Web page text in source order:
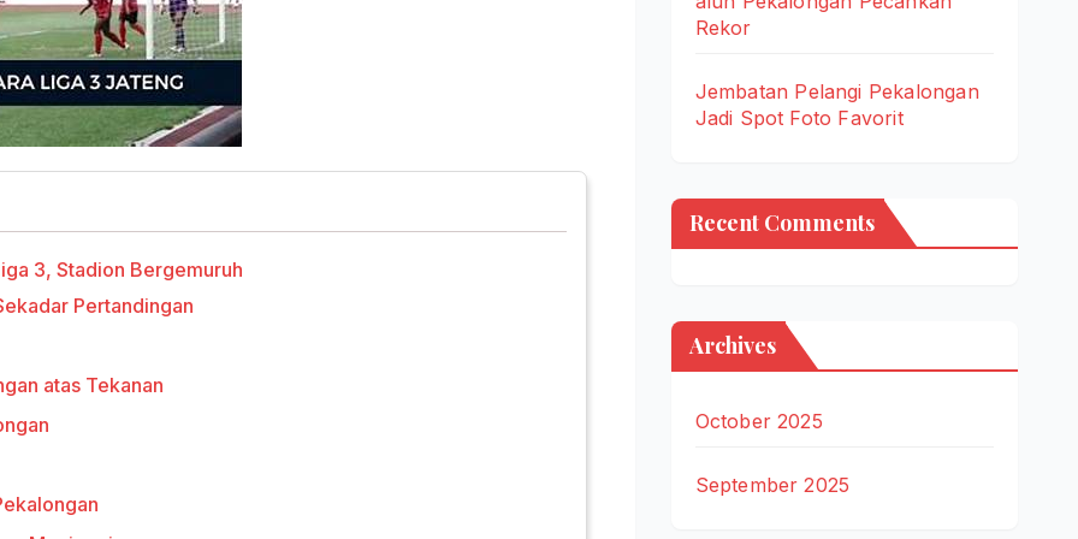
3, Stadion Bergemuruh
Pertandingan
atas Tekanan
Rekor
Jembatan Pelangi Pekalongan
Jadi Spot Foto Favorit
Recent Comments
Archives
October 2025
September 2025